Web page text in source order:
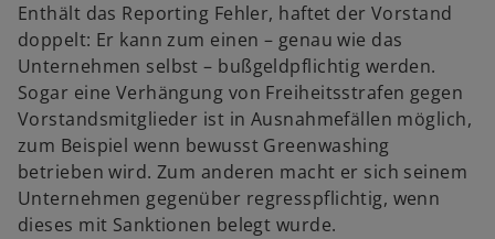
Enthält das Reporting Fehler, haftet der Vorstand
doppelt: Er kann zum einen – genau wie das
Unternehmen selbst – bußgeldpflichtig werden.
Sogar eine Verhängung von Freiheitsstrafen gegen
Vorstandsmitglieder ist in Ausnahmefällen möglich,
zum Beispiel wenn bewusst Greenwashing
betrieben wird. Zum anderen macht er sich seinem
Unternehmen gegenüber regresspflichtig, wenn
dieses mit Sanktionen belegt wurde.